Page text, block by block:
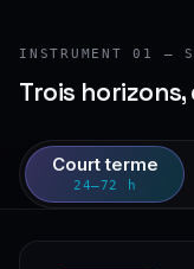
INSTRUMENT 01 —
Trois
Court terme
24–72 h